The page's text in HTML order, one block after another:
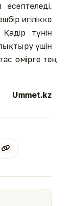
игілікке
түнін
үшін
өмірге тең
Ummet.kz